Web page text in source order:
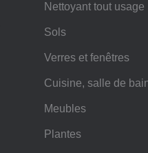
Nettoyant tout usage
Sols
Verres et fenêtres
Cuisine, salle de
Meubles
Plantes